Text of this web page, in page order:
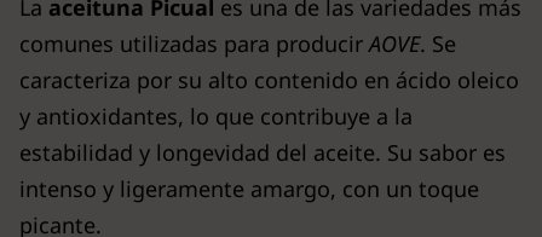
La aceituna Picual es una de las variedades más
comunes utilizadas para producirAOVE. Se
caracteriza por su alto contenido en ácido oleico
y antioxidantes, lo que contribuye a la
estabilidad y longevidad del aceite. Su sabor es
intenso y ligeramente amargo, con un toque
picante.